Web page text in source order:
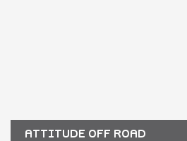
ATTITUDE OFF ROAD